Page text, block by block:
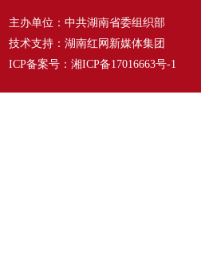
主办单位：中共湖南省委组织部
技术支持：湖南红网新媒体集团
ICP备案号： 湘ICP备17016663号-1